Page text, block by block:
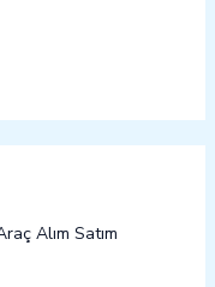
Alım Satım